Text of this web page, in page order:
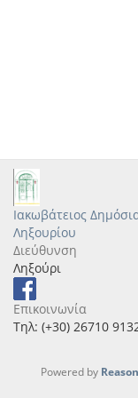
Ιακωβάτειος
Ληξουρίου
Διεύθυνση
Ληξούρι
Επικοινωνία
Τηλ: (+30) 26710
Powered by